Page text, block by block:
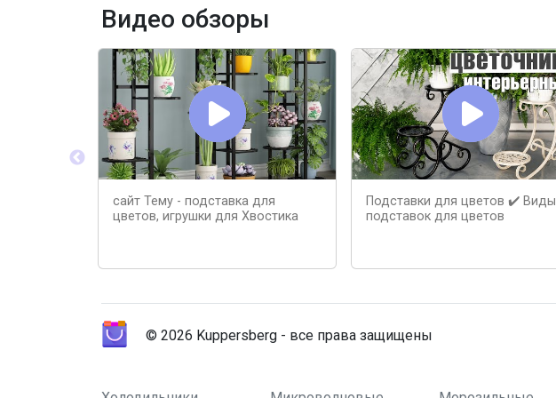
Видео обзоры
сайт Тему - подставка для
цветов, игрушки для Хвостика
Подставки для цветов ✔️ Виды
подставок для цветов
© 2026 Kuppersberg - все права защищены